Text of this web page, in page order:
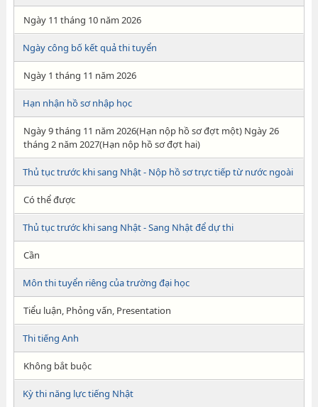
Ngày 11 tháng 10 năm 2026
Ngày công bố kết quả thi tuyển
Ngày 1 tháng 11 năm 2026
Hạn nhận hồ sơ nhập học
Ngày 9 tháng 11 năm 2026(Hạn nộp hồ sơ đợt một) Ngày 26
tháng 2 năm 2027(Hạn nộp hồ sơ đợt hai)
Thủ tục trước khi sang Nhật - Nộp hồ sơ trực tiếp từ nước ngoài
Có thể được
Thủ tục trước khi sang Nhật - Sang Nhật để dự thi
Cần
Môn thi tuyển riêng của trường đại học
Tiểu luận, Phỏng vấn, Presentation
Thi tiếng Anh
Không bắt buộc
Kỳ thi năng lực tiếng Nhật